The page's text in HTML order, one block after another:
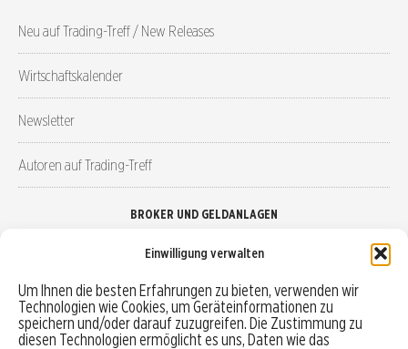
Einwilligung verwalten
Um Ihnen die besten Erfahrungen zu bieten, verwenden wir
Technologien wie Cookies, um Geräteinformationen zu
speichern und/oder darauf zuzugreifen. Die Zustimmung zu
diesen Technologien ermöglicht es uns, Daten wie das
Neu auf Trading-Treff / New Releases
Wirtschaftskalender
Newsletter
Autoren auf Trading-Treff
BROKER UND GELDANLAGEN
Robo-Advisor vergleichen